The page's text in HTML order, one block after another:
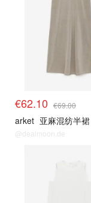
€62.10 €69.00
arket 亚麻混纺半裙
@dealmoon.de